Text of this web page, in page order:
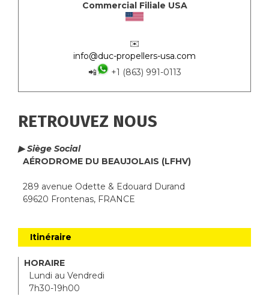
Commercial Filiale USA
✉️
info@duc-propellers-usa.com
📲
+1 (863) 991-0113
RETROUVEZ NOUS
▶ Siège Social
AÉRODROME DU BEAUJOLAIS (LFHV)
289 avenue Odette & Edouard Durand
69620 Frontenas, FRANCE
Itinéraire
HORAIRE
Lundi au Vendredi
7h30-19h00